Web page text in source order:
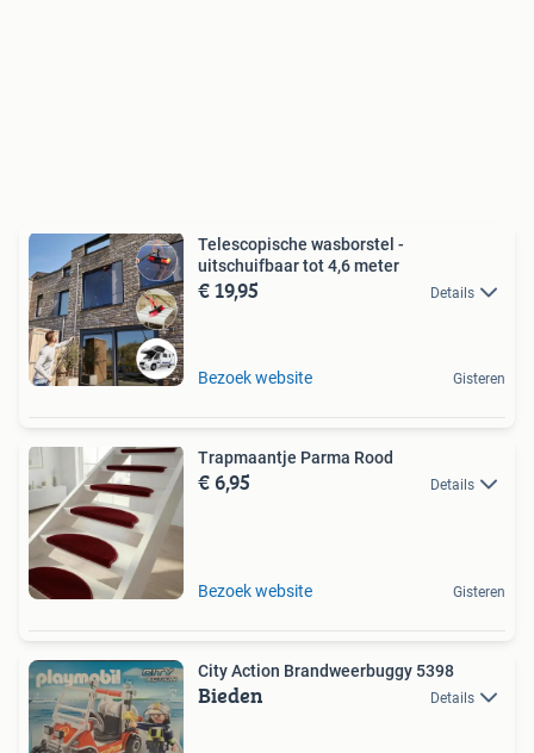
Telescopische wasborstel -
uitschuifbaar tot 4,6 meter
€ 19,95 Details
Bezoek website Gisteren
Trapmaantje Parma Rood
€ 6,95 Details
Bezoek website Gisteren
City Action Brandweerbuggy 5398
Bieden Details